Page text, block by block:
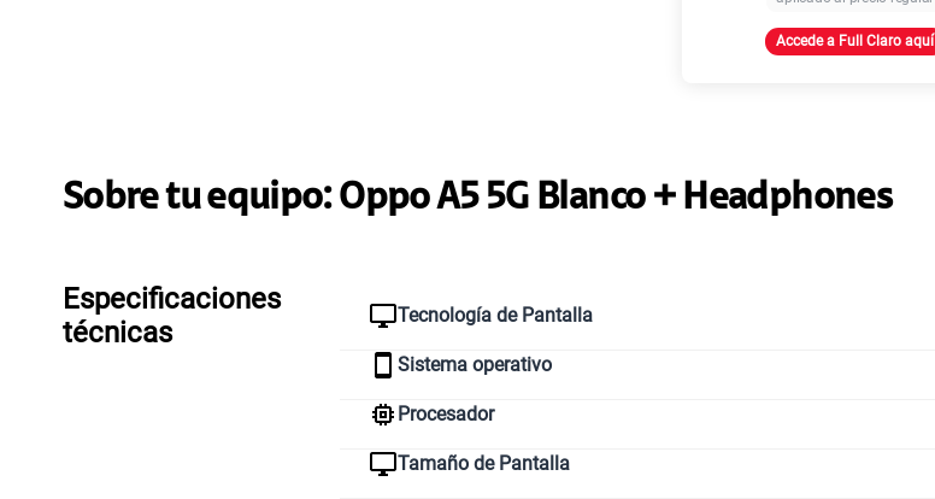
Accede a Full Claro aquí
Sobre tu equipo:OppoA5 5G Blanco + Headphones
Especificaciones
técnicas
Tecnología de Pantalla
Sistema operativo
Procesador
Tamaño de Pantalla